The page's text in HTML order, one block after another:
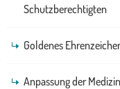
Schutzberechtigten
Goldenes
Anpassung der